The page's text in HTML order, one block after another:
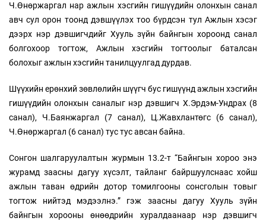
Ч.Өнөржаргал нар ажлын хэсгийн гишүүдийн олонхын санал
авч сул орон тоонд дэвшүүлэх тоо бүрдсэн тул Ажлын хэсэг
дээрх нэр дэвшигчдийг Хууль зүйн байнгын хороонд санал
болгохоор тогтож, Ажлын хэсгийн тогтоолыг баталсан
болохыг ажлын хэсгийн танилцуулгад дурдав.
Шүүхийн ерөнхий зөвлөлийн шүүгч бус гишүүнд ажлын хэсгийн
гишүүдийн олонхын саналыг нэр дэвшигч Х.Эрдэм-Ундрах (8
санал), Ч.Баянжаргал (7 санал), Ц.Жавхлантөгс (6 санал),
Ч.Өнөржаргал (6 санал) тус тус авсан байна.
Сонгон шалгаруулалтын журмын 13.2-т “Байнгын хороо энэ
журамд заасны дагуу хүсэлт, тайланг байршуулснаас хойш
ажлын таван өдрийн дотор томилгооны сонсголын товыг
тогтож нийтэд мэдээлнэ.” гэж заасны дагуу Хууль зүйн
байнгын хорооны өнөөдрийн хуралдаанаар нэр дэвшигч